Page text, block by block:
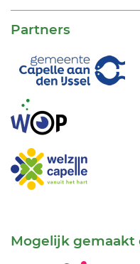
Partners
Mogelijk gemaakt